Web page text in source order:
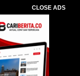
CLOSE ADS